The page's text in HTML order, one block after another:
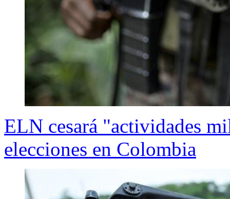
ELN cesará "actividades
elecciones en Colombia